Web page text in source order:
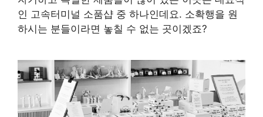
인 고속터미널 소품샵 중 하나인데요. 소확행을 원
하시는 분들이라면 놓칠 수 없는 곳이겠죠?